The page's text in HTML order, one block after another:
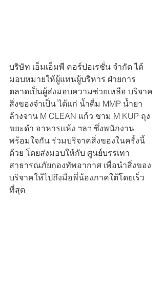
บริษัท เอ็มเอ็มพี คอร์ปอเรชั่น จำกัด ได้
มอบหมายให้ผู้แทนผู้บริหาร ฝ่ายการ
ตลาดเป็นผู้ส่งมอบความช่วยเหลือ บริจาค
สิ่งของจำเป็น ได้แก่ น้ำดื่ม MMP น้ำยา
ล้างจาน M CLEAN แก้ว ชาม M KUP ถุง
ขยะดำ อาหารแห้ง ฯลฯ ซึ่งพนักงาน
พร้อมใจกัน ร่วมบริจาคสิ่งของในครั้งนี้
ด้วย โดยส่งมอบให้กับ ศูนย์บรรเทา
สาธารณภัยกองทัพอากาศ เพื่อนำสิ่งของ
บริจาคให้ไปถึงมือพี่น้องภาคใต้โดยเร็ว
ที่สุด